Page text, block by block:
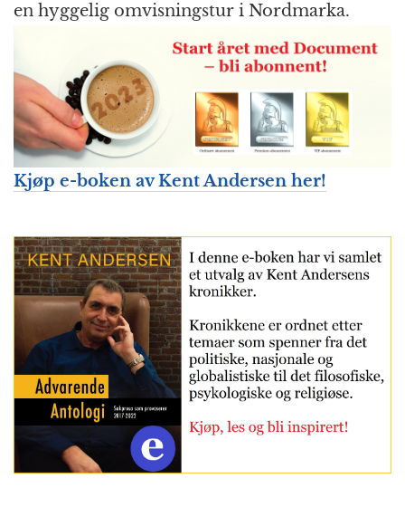
en hyggelig omvisningstur i Nordmarka.
Kjøp e-boken av Kent Andersen her!